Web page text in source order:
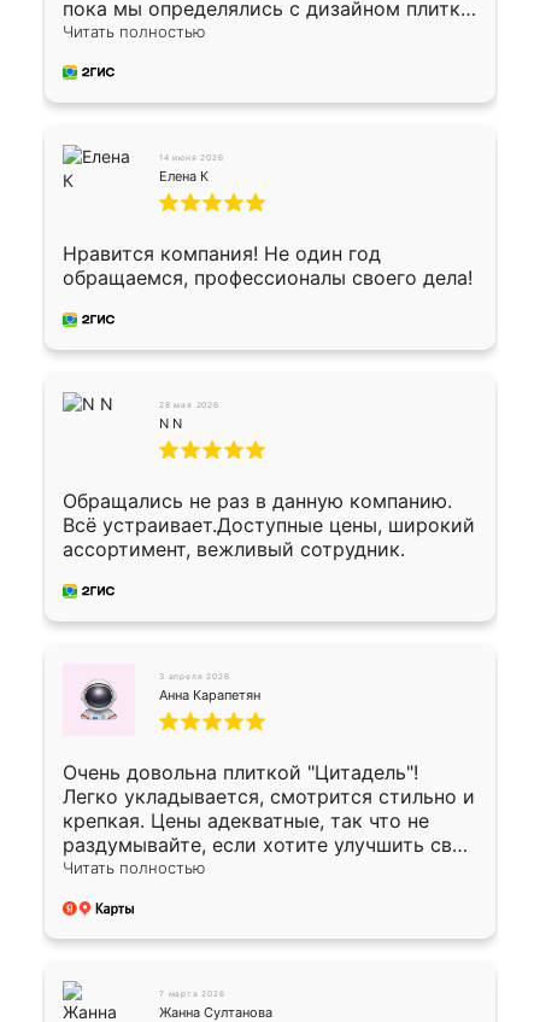
пока мы определялись с дизайном плитки.
Исполнен заказ в срок, спасибо
предоплата наличкой 50%. Накануне с
водителем договорились о доставке в
Окончательный расчет при получении.
Огромная благодарность водителю, помог
выгрузить. Получили коробку плитки на
Осталось дело за малым-монтировать)))
Подарили два больших вазона трапеция
из архитектурного бетона-красота.
Читать полностью
14 июня 2026
Елена К
Нравится компания! Не один год
обращаемся, профессионалы своего дела!
28 мая 2026
N N
Обращались не раз в данную компанию.
Всё устраивает.Доступные цены, широкий
ассортимент, вежливый сотрудник.
3 апреля 2026
Анна Карапетян
Очень довольна плиткой "Цитадель"!
Легко укладывается, смотрится стильно и
крепкая. Цены адекватные, так что не
раздумывайте, если хотите улучшить свой
двор!
Читать полностью
7 марта 2026
Жанна Султанова